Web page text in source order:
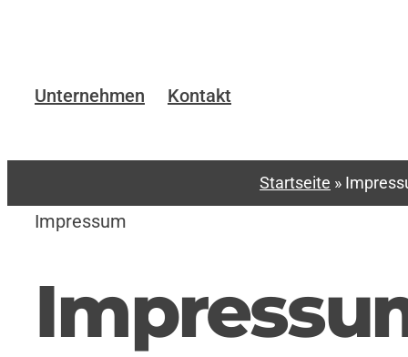
Unternehmen Kontakt
Startseite »
Impressum